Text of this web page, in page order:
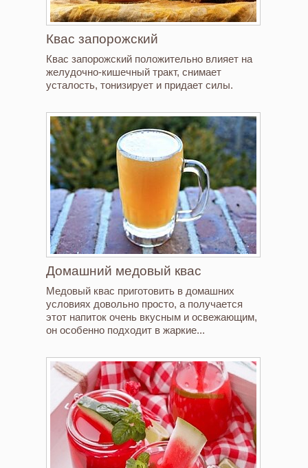
Квас запорожский
Квас запорожский положительно влияет на
желудочно-кишечный тракт, снимает
усталость, тонизирует и придает силы.
Домашний медовый квас
Медовый квас приготовить в домашних
условиях довольно просто, а получается
этот напиток очень вкусным и освежающим,
он особенно подходит в жаркие...